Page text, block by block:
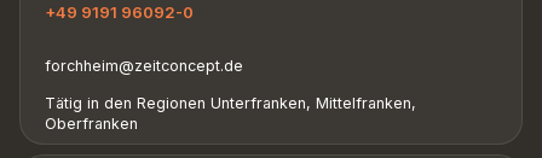
+49 9191 96092-0
forchheim@zeitconcept.de
Tätig in den Regionen Unterfranken, Mittelfranken,
Oberfranken